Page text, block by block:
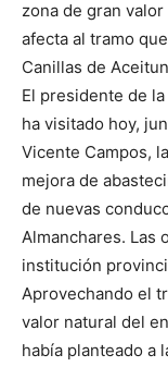
zona de gran
afecta al tramo
Canillas de
El presidente de
ha visitado hoy,
Vicente Campos,
mejora de
de nuevas
Almanchares. Las
institución
Aprovechando el
valor natural del
había planteado a